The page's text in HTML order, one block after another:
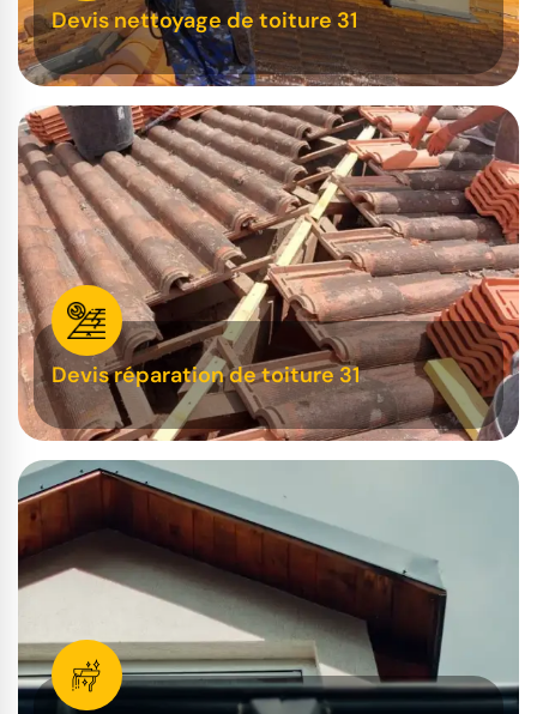
Devis nettoyage de toiture 31
Devis réparation de toiture 31